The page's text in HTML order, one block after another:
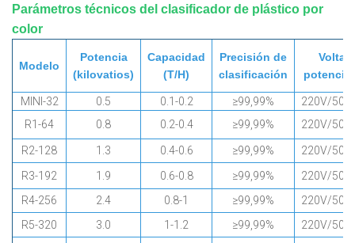
Parámetros técnicos del clasificador de plástico por
color
Modelo
Potencia
(kilovatios)
Capacidad
(T/H)
Precisión de
clasificación
potencia
MINI-32 0.5 0.1-0.2 ≥99,99%
220V/
R1-64
0.8 0.2-0.4 ≥99,99% 220V/
R2-128 1.3 0.4-0.6 ≥99,99%
220V/
R3-192
1.9 0.6-0.8 ≥99,99%
220V/
R4-256
2.4 0.8-1 ≥99,99%
220V/
R5-320
3.0 1-1.2 ≥99,99%
220V/